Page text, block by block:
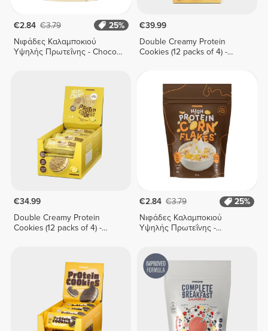
€2.84 €3.79
25%
Νιφάδες Καλαμποκιού
Υψηλής Πρωτεΐνης - Choco
€39.99
Double Creamy Protein
Cookies (12 packs of 4) -
€34.99
Double Creamy Protein
Cookies (12 packs of 4) -
€2.84 €3.79
25%
Νιφάδες Καλαμποκιού
Υψηλής Πρωτεΐνης -